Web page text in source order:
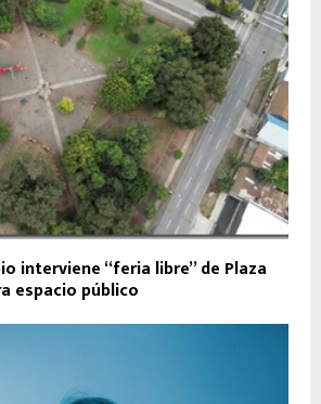
interviene “feria libre” de Plaza
espacio público